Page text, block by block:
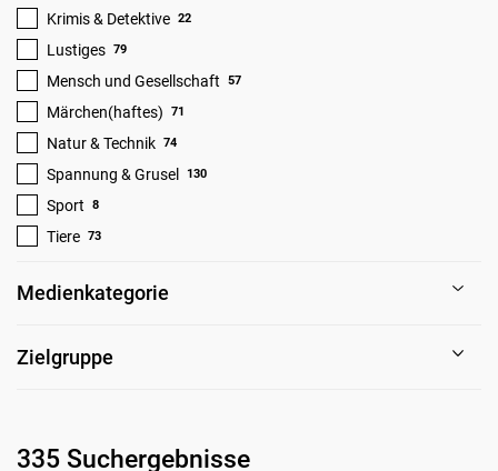
Krimis & Detektive 22
Lustiges 79
Mensch und Gesellschaft 57
Märchen(haftes) 71
Natur & Technik 74
Spannung & Grusel 130
Sport 8
Tiere 73
Medienkategorie
Zielgruppe
335 Suchergebnisse